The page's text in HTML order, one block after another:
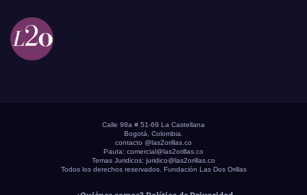
Calle 98a # 51-69 La Castellana
Bogotá, Colombia.
contacto @las2orillas.co
Pauta: comercial@las2orillas.co
Temas Juridicos: juridico@las2orillas.co
Todos los derechos reservados. Fundación Las Dos Orillas